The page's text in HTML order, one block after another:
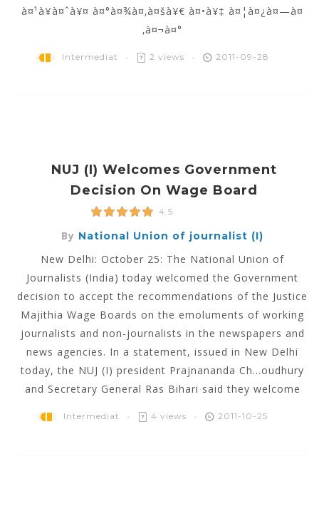
à¤¹à¥à¤ˆà¥¤ à¤°à¤¾à¤‚à¤šà¥€ à¤•à¥‡ à¤¦à¤¿à¤—à¤
‚à¤¬à¤°
Intermediat 2 views 2011-09-28
NUJ (I) Welcomes Government
Decision On Wage Board
4.5
By National Union of journalist (I)
New Delhi: October 25: The National Union of
Journalists (India) today welcomed the Government
decision to accept the recommendations of the Justice
Majithia Wage Boards on the emoluments of working
journalists and non-journalists in the newspapers and
news agencies. In a statement, issued in New Delhi
today, the NUJ (I) president Prajnananda Ch...oudhury
and Secretary General Ras Bihari said they welcome
Intermediat 4 views 2011-10-25